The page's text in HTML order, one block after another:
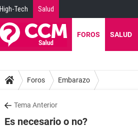
High-Tech Salud
FOROS SALUD
Foros Embarazo
Tema Anterior
Es necesario o no?